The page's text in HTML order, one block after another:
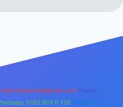
backlinkpaneli@gmail.com Teams:
0262 606 0 726 Telegram: